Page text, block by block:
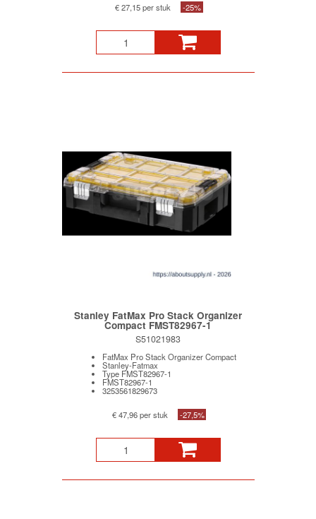
€ 27,15 per stuk -25%
Stanley FatMax Pro Stack Organizer
Compact FMST82967-1
S51021983
FatMax Pro Stack Organizer Compact
Stanley-Fatmax
Type FMST82967-1
FMST82967-1
3253561829673
€ 47,96 per stuk -27,5%